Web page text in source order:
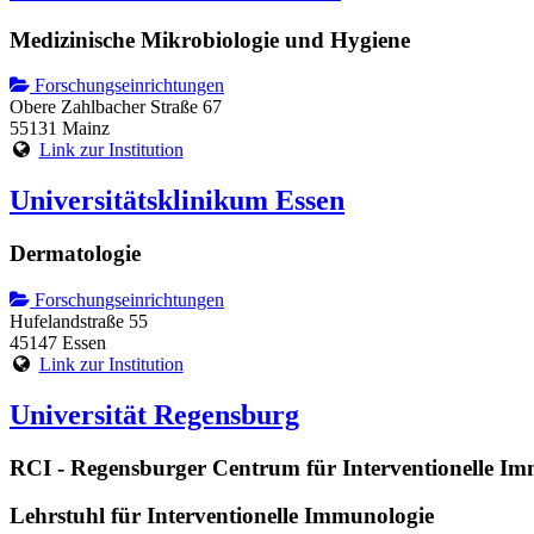
Medizinische Mikrobiologie und Hygiene
Forschungseinrichtungen
Obere Zahlbacher Straße 67
55131 Mainz
Link zur Institution
Universitätsklinikum Essen
Dermatologie
Forschungseinrichtungen
Hufelandstraße 55
45147 Essen
Link zur Institution
Universität Regensburg
RCI - Regensburger Centrum für Interventionelle
Lehrstuhl für Interventionelle Immunologie